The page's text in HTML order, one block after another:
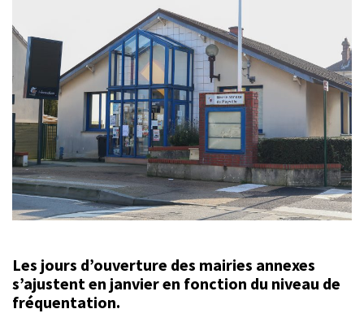
Les jours d’ouverture des mairies annexes
s’ajustent en janvier en fonction du niveau de
fréquentation.